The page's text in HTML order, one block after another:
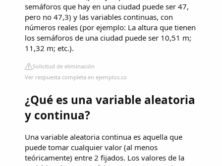
semáforos que hay en una ciudad puede ser 47,
pero no 47,3) y las variables continuas, con
números reales (por ejemplo: La altura que tienen
los semáforos de una ciudad puede ser 10,51 m;
11,32 m; etc.).
Solicitud de eliminación
Ver respuesta completa en ejemplos.co
¿Qué es una variable aleatoria
y continua?
Una variable aleatoria continua es aquella que
puede tomar cualquier valor (al menos
teóricamente) entre 2 fijados. Los valores de la